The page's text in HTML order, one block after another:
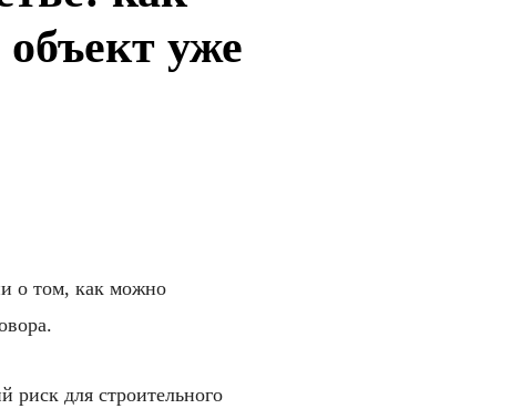
уже
о том, как можно
риск для строительного